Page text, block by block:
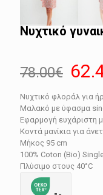
Νυχτικό
78.00€
price
Νυχτικό φλοράλ για
Μαλακό με ύφασμα
Εφαρμογή ευχάριστη
Κοντά μανίκια για
Μήκος 95 cm
100% Coton (Bio)
Πλύσιμο στους 40°C